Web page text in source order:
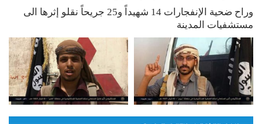
وراح ضحية الإنفجارات 14 شهيداً و25 جريحاً نقلو إثرها الى
مستشفيات المدينة